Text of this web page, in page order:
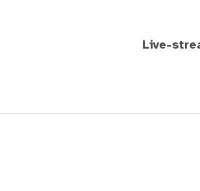
Live-